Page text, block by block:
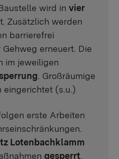
wird in vier
Zusätzlich werden
barrierefrei
erneuert. Die
im jeweiligen
. Großräumige
eingerichtet (s.u.)
erste Arbeiten
Lotenbachklamm
gesperrt